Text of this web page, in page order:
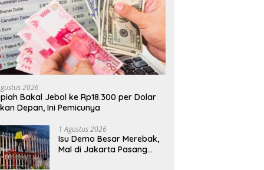
2026
Bakal Jebol ke Rp18.300 per Dolar
Depan, Ini Pemicunya
1 Agustus 2026
Isu Demo Besar Merebak,
Mal di Jakarta Pasang